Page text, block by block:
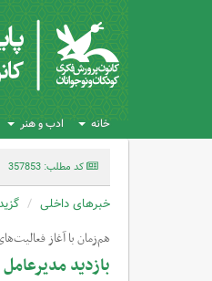
خانه ادب و هنر
کد مطلب: 357853
خبرهای داخلی
هم‌زمان با آغاز
بازدید